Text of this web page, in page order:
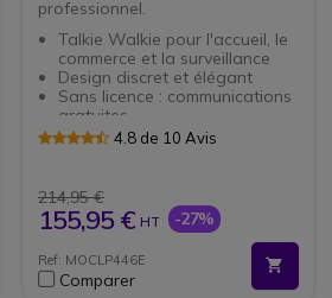
professionnel.
Talkie Walkie pour l'accueil, le
commerce et la surveillance
Design discret et élégant
Sans licence : communications
gratuites
Avec fonction mains-libres
poussière et aux vibrations
Revêtement antimicrobien
Fonctionnement avec
assistance vocale et voyant
lumineux intelligent
4.8 de 10 Avis
214,95 €
155,95 € HT -27%
Ref: MOCLP446E
Comparer